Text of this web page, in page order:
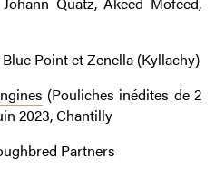
Blue Point et Zenella (Kyllachy)
(Pouliches inédites de 2
2023, Chantilly
Partners